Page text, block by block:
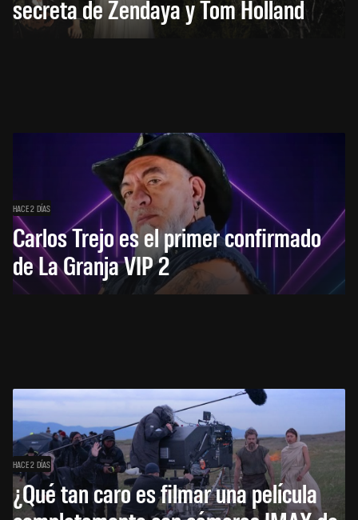
secreta de Zendaya y Tom Holland
HACE 2 DÍAS
Carlos Trejo es el primer confirmado
de La Granja VIP 2
HACE 2 DÍAS
¿Qué tan caro es filmar una película